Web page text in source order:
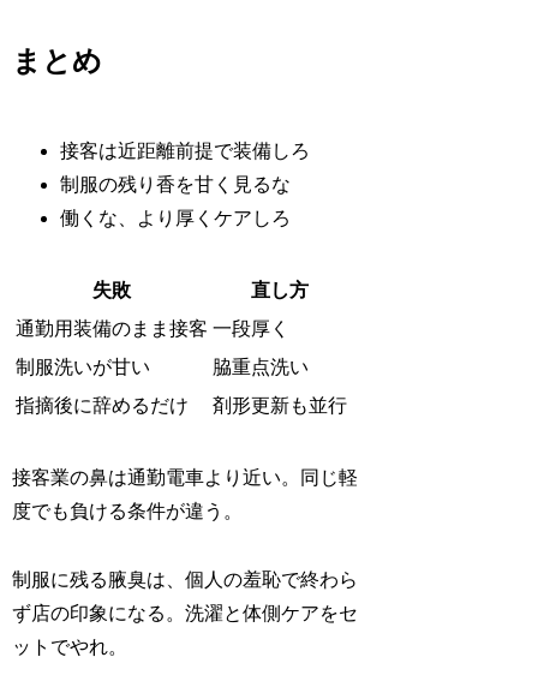
まとめ
接客は近距離前提で装備しろ
制服の残り香を甘く見るな
働くな、より厚くケアしろ
失敗
直し方
通勤用装備のまま接客 一段厚く
制服洗いが甘い
脇重点洗い
指摘後に辞めるだけ
剤形更新も並行
接客業の鼻は通勤電車より近い。同じ軽
度でも負ける条件が違う。
制服に残る腋臭は、個人の羞恥で終わら
ず店の印象になる。洗濯と体側ケアをセ
ットでやれ。